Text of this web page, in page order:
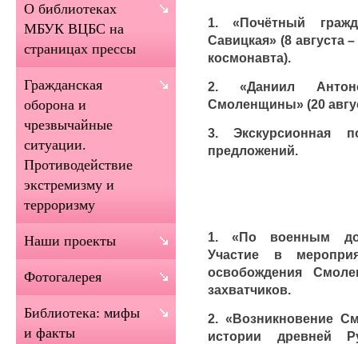
1. «Почётный
Савицкая» (8 августа
космонавта).
2. «Даниил
Смоленщины» (20
3. Экскурсионная
предложений.
1. «По военным
Участие в
освобождения
захватчиков.
2. «Возникновение
истории древней
О библиотеках
МБУК ВЦБС на
страницах прессы
Гражданская
оборона и
чрезвычайные
ситуации.
Противодействие
экстремизму и
терроризму
Наши проекты
Фотогалерея
Библиотека: мифы
и факты